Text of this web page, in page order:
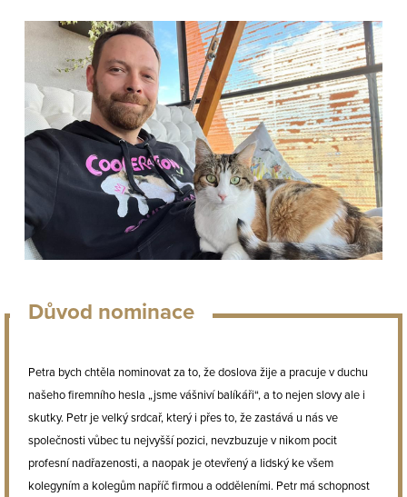
Důvod nominace
Petra bych chtěla nominovat za to, že doslova žije a pracuje v duchu
našeho firemního hesla „jsme vášniví balíkáři“, a to nejen slovy ale i
skutky. Petr je velký srdcař, který i přes to, že zastává u nás ve
společnosti vůbec tu nejvyšší pozici, nevzbuzuje v nikom pocit
profesní nadřazenosti, a naopak je otevřený a lidský ke všem
kolegyním a kolegům napříč firmou a odděleními. Petr má schopnost